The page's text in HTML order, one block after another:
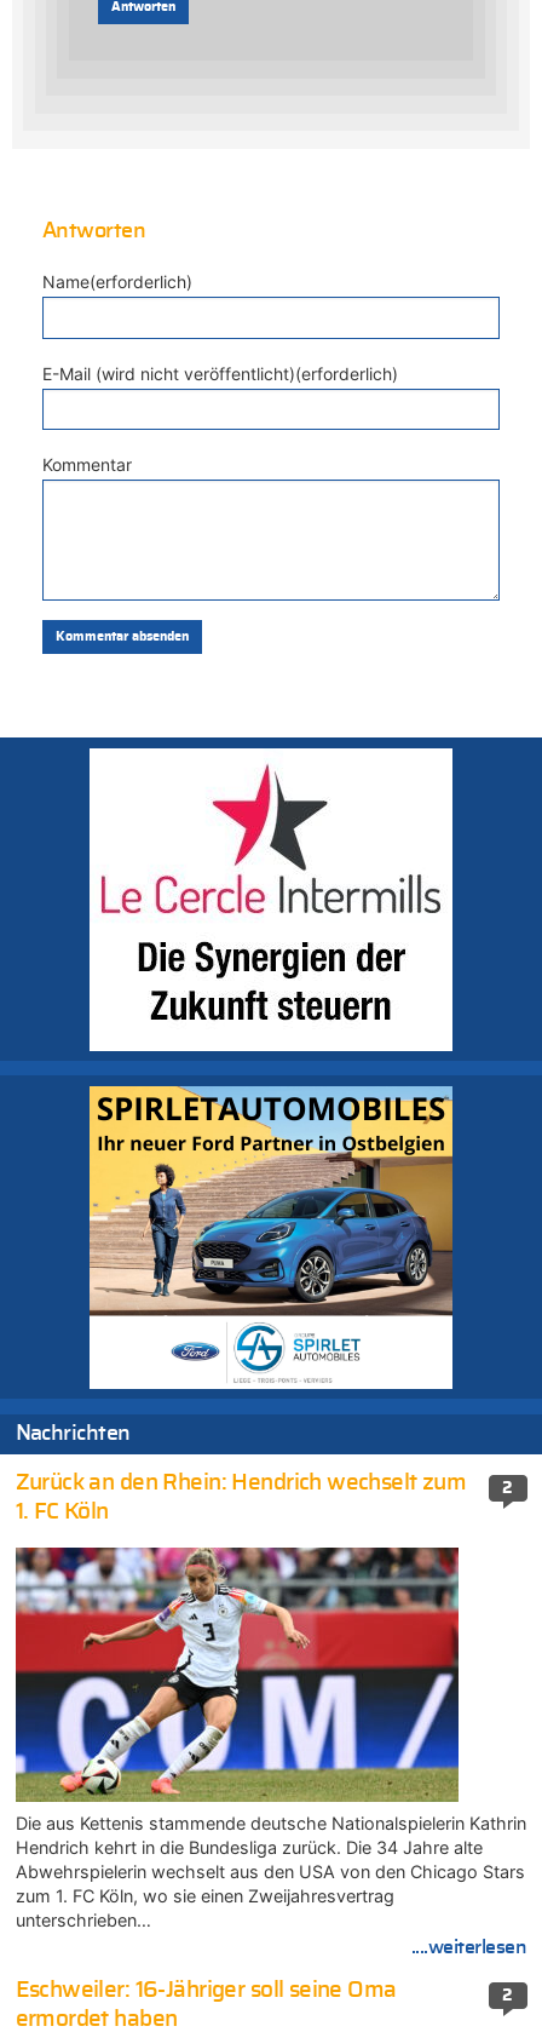
Antworten
Antworten
Name(erforderlich)
E-Mail (wird nicht veröffentlicht)(erforderlich)
Kommentar
Nachrichten
2
Zurück an den Rhein: Hendrich wechselt zum
1. FC Köln
Die aus Kettenis stammende deutsche Nationalspielerin Kathrin
Hendrich kehrt in die Bundesliga zurück. Die 34 Jahre alte
Abwehrspielerin wechselt aus den USA von den Chicago Stars
zum 1. FC Köln, wo sie einen Zweijahresvertrag
unterschrieben…
....weiterlesen
2
Eschweiler: 16-Jähriger soll seine Oma
ermordet haben